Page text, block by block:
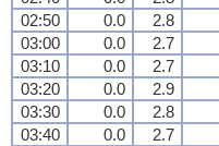
02:50
0.0 2.8
03:00
0.0 2.7
03:10
0.0 2.7
03:20
0.0 2.9
03:30
0.0 2.8
03:40
0.0 2.7